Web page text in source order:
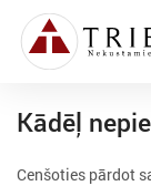
Kādēļ
Cenšoties pārdot